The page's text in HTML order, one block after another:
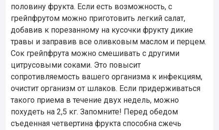
половину фрукта. Если есть возможность, с
грейпфрутом можно приготовить легкий салат,
добавив к порезанному на кусочки фрукту дикие
травы и заправив все оливковым маслом и перцем.
Сок грейпфрута можно смешивать с другими
цитрусовыми соками. Это повысит
сопротивляемость вашего организма к инфекциям,
очистит организм от шлаков. Если придерживаться
такого приема в течение двух недель, можно
похудеть на 2,5 кг. Запомните! Перед обедом
съеденная четвертина фрукта способна сжечь